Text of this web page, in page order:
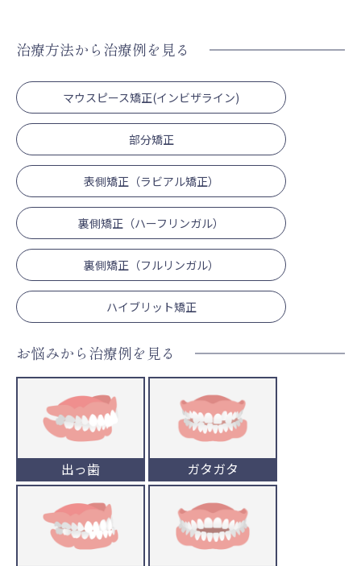
治療方法から治療例を見る
マウスピース矯正(インビザライン)
部分矯正
表側矯正（ラビアル矯正）
裏側矯正（ハーフリンガル）
裏側矯正（フルリンガル）
ハイブリット矯正
お悩みから治療例を見る
出っ歯 ガタガタ